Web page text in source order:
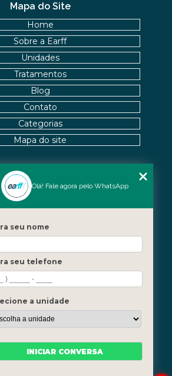
Fale Conosco
(21) 3619-5657
(21) 99390-3850
a sexta, das 7h às 21h
Nossas Unidades
Barra - Rio de Janeiro
Mapa do Site
Home
Sobre a Earff
Unidades
Tratamentos
Blog
Contato
Categorias
Mapa do site
Olá! Fale agora pelo WhatsApp
seu nome
seu telefone
a unidade
INICIAR CONVERSA